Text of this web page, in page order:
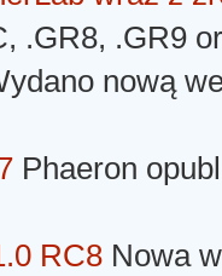
.GR8, .GR9
nową
Phaeron
RC8 Nowa